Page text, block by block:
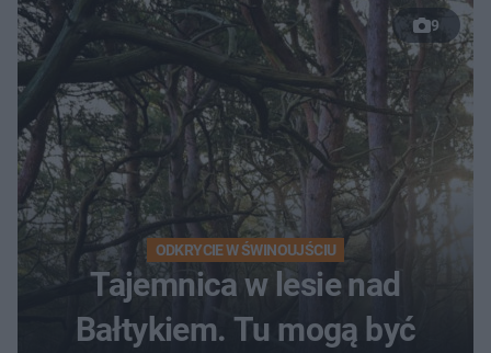
9
ODKRYCIE W ŚWINOUJŚCIU
Tajemnica w lesie nad
Bałtykiem. Tu mogą być